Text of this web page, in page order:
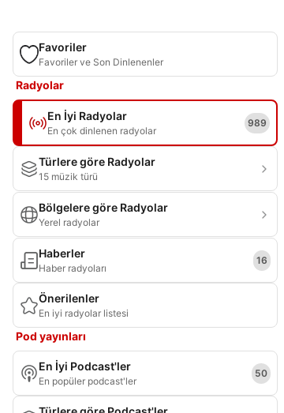
Favoriler
Favoriler ve Son Dinlenenler
Radyolar
En İyi Radyolar
En çok dinlenen radyolar
989
Türlere göre Radyolar
15 müzik türü
Bölgelere göre Radyolar
Yerel radyolar
Haberler
Haber radyoları
16
Önerilenler
En iyi radyolar listesi
Pod yayınları
En İyi Podcast'ler
En popüler podcast'ler
50